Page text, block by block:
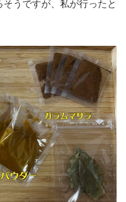
うですが、私が行ったと